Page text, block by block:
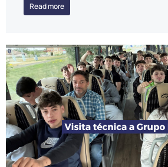
Read more